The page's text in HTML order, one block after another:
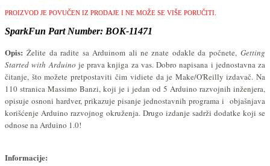
PROIZVOD JE POVUČEN IZ PRODAJE I NE MOŽE SE VIŠE PORUČITI.
SparkFun Part Number: BOK-11471
Opis: Želite da radite sa Arduinom ali ne znate odakle da počnete, Getting
Started with Arduino je prava knjiga za vas. Dobro napisana i jednostavna za
čitanje, što možete pretpostavitičim vidiete da je Make/O'Reilly izdavač. Na
110 stranica Massimo Banzi, koji je i jedan od 5 Arduino razvojnih inženjera,
opisuje osnoni hardver, prikazuje pisanje jednostavnih programa i objašnjava
korišćenje Arduino razvojnog okruženja. Drugo izdanje sadrži dodatke koji se
odnose na Arduino 1.0!
Informacije: